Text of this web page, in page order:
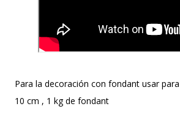
Para la decoración con fondant usar
10 cm , 1 kg de fondant